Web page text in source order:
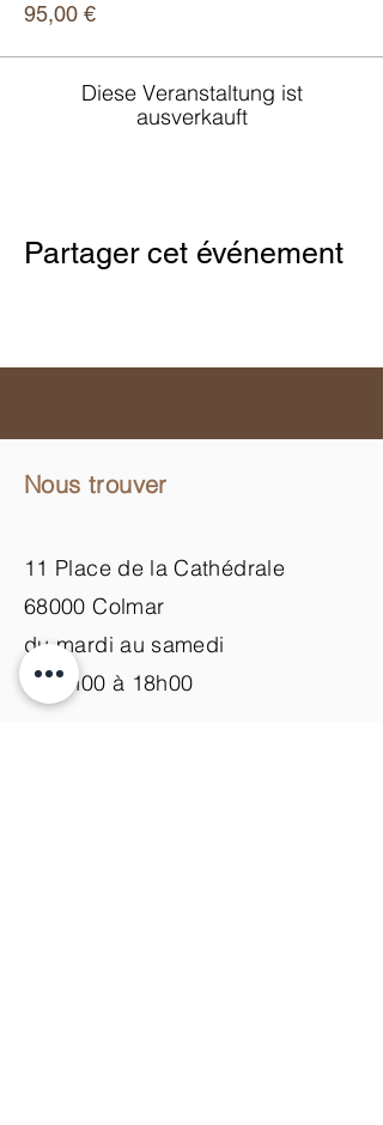
95,00 €
Diese Veranstaltung ist
ausverkauft
Partager cet événement
Nous trouver
11 Place de la Cathédrale
68000 Colmar
du mardi au samedi
de 9h00 à 18h00